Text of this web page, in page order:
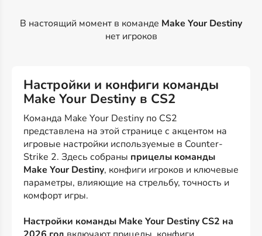
В настоящий момент в команде Make Your Destiny
нет игроков
Настройки и конфиги команды
Make Your Destiny в CS2
Команда Make Your Destiny по CS2
представлена на этой странице с акцентом на
игровые настройки используемые в Counter-
Strike 2. Здесь собраны прицелы команды
Make Your Destiny, конфиги игроков и ключевые
параметры, влияющие на стрельбу, точность и
комфорт игры.
Настройки команды Make Your Destiny CS2 на